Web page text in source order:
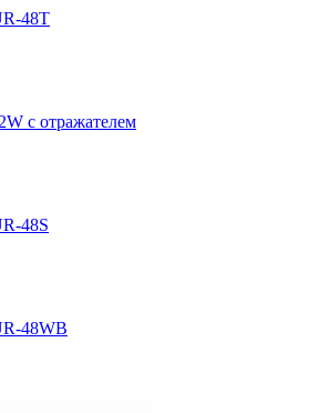
48T
с отражателем
48S
48WB